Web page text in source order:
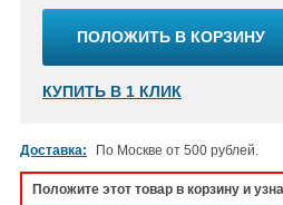
ПОЛОЖИТЬ В КОРЗИНУ
КУПИТЬ В 1 КЛИК
Доставка: По Москве от 500 рублей.
Положите этот товар в корзину и